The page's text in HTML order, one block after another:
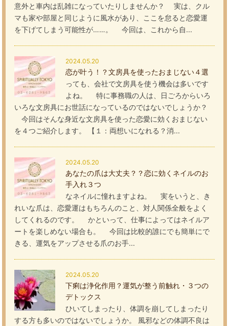
意外と車内は乱雑になっていたりしませんか？ 実は、クル
マも家や部屋と同じように風水があり、ここを怠ると恋愛運
を下げてしまう可能性が……。 今回は、これから自...
2024.05.20
恋が叶う！？文房具を使ったおまじない４選
っても、会社で文房具を使う機会は多いです
よね。 特に事務職の人は、日ごろからいろ
いろな文房具にお世話になっているのではないでしょうか？
今回はそんな身近な文房具を使った恋愛に効くおまじない
を４つご紹介します。 【１：両想いになれる？消...
2024.05.20
あなたの爪は大丈夫？？恋に効くネイルのお
手入れ３つ
なネイルに憧れますよね。 実をいうと、き
れいな爪は、恋愛運はもちろんのこと、対人関係全般をよく
してくれるのです。 かといって、仕事によってはネイルア
ートを楽しめない場合も。 今回は比較的誰にでも簡単にで
きる、運気をアップさせる爪のお手...
2024.05.20
下痢は浄化作用？運気が整う前触れ・３つの
デトックス
ひいてしまったり、体調を崩してしまったり
する方も多いのではないでしょうか。 風邪などの体調不良は